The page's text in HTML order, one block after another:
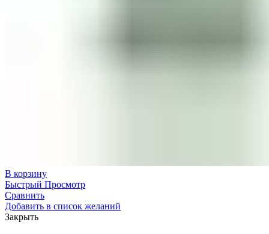
В корзину
Быстрый Просмотр
Сравнить
Добавить в список желаний
Закрыть